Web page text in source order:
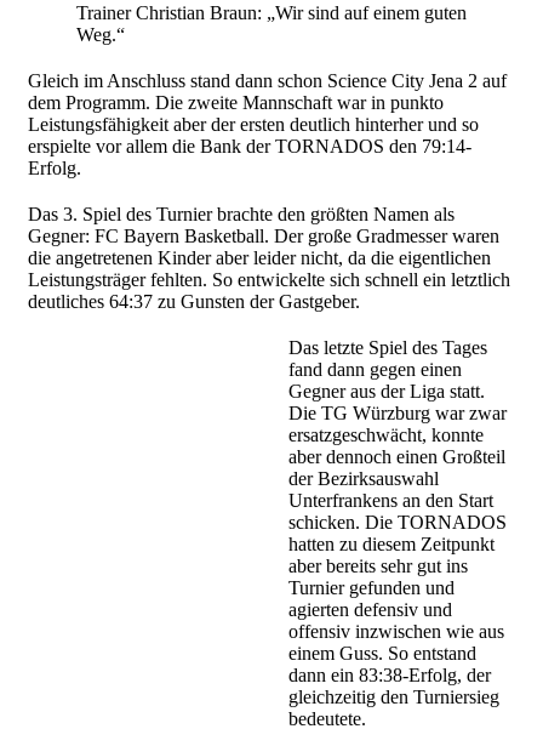
Trainer Christian Braun: „Wir sind auf einem guten
Weg.“
Gleich im Anschluss stand dann schon Science City Jena 2 auf
dem Programm. Die zweite Mannschaft war in punkto
Leistungsfähigkeit aber der ersten deutlich hinterher und so
erspielte vor allem die Bank der TORNADOS den 79:14-
Erfolg.
Das 3. Spiel des Turnier brachte den größten Namen als
Gegner: FC Bayern Basketball. Der große Gradmesser waren
die angetretenen Kinder aber leider nicht, da die eigentlichen
Leistungsträger fehlten. So entwickelte sich schnell ein letztlich
deutliches 64:37 zu Gunsten der Gastgeber.
Das letzte Spiel des Tages
fand dann gegen einen
Gegner aus der Liga statt.
Die TG Würzburg war zwar
ersatzgeschwächt, konnte
aber dennoch einen Großteil
der Bezirksauswahl
Unterfrankens an den Start
schicken. Die TORNADOS
hatten zu diesem Zeitpunkt
aber bereits sehr gut ins
Turnier gefunden und
agierten defensiv und
offensiv inzwischen wie aus
einem Guss. So entstand
dann ein 83:38-Erfolg, der
gleichzeitig den Turniersieg
bedeutete.